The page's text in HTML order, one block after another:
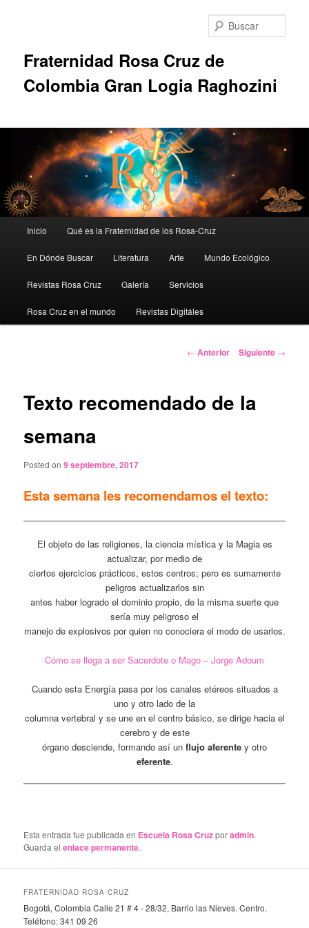
Fraternidad Rosa Cruz de
Colombia Gran Logia Raghozini
principal
Inicio Qué es la Fraternidad de los Rosa-Cruz
En Dónde Buscar Literatura Arte Mundo Ecológico
Revistas Rosa Cruz Galería Servicios
Rosa Cruz en el mundo Revistas Digitáles
Navegación
← Anterior Siguiente →
Texto recomendado de la
semana
Posted on9 septiembre, 2017
Esta semana les recomendamos el texto:
El objeto de las religiones, la ciencia mística y la Magia es
actualizar, por medio de
ciertos ejercicios prácticos, estos centros; pero es sumamente
peligros actualizarlos sin
antes haber logrado el dominio propio, de la misma suerte que
sería muy peligroso el
manejo de explosivos por quien no conociera el modo de usarlos.
Cómo se llega a ser Sacerdote o Mago – Jorge Adoum
Cuando esta Energía pasa por los canales etéreos situados a
uno y otro lado de la
columna vertebral y se une en el centro básico, se dirige hacia el
cerebro y de este
órgano desciende, formando así un flujo aferente y otro
eferente.
Esta entrada fue publicada en Escuela Rosa Cruzporadmin.
Guarda elenlace permanente.
FRATERNIDAD ROSA CRUZ
Bogotá, Colombia Calle 21 # 4 - 28/32, Barrio las Nieves. Centro.
Teléfono: 341 09 26